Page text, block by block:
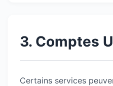
3. Comptes
Certains services